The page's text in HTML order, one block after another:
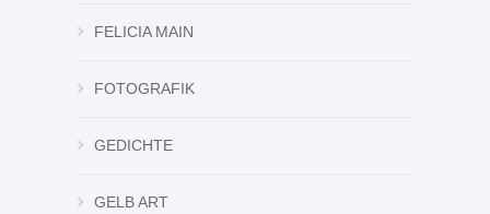
FELICIA MAIN
FOTOGRAFIK
GEDICHTE
GELB ART